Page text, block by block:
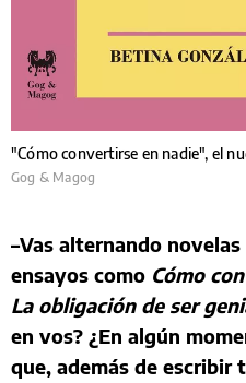
"Cómo convertirse en nadie", el
Gog & Magog
–Vas alternando
ensayos como Cómo
La obligación de ser
en vos? ¿En algún
que, además de escribir